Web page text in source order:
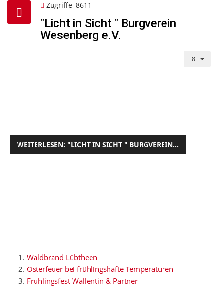
Zugriffe: 8611
"Licht in Sicht " Burgverein
Wesenberg e.V.
WEITERLESEN: "LICHT IN SICHT " BURGVEREIN...
Waldbrand Lübtheen
Osterfeuer bei frühlingshafte Temperaturen
Frühlingsfest Wallentin & Partner